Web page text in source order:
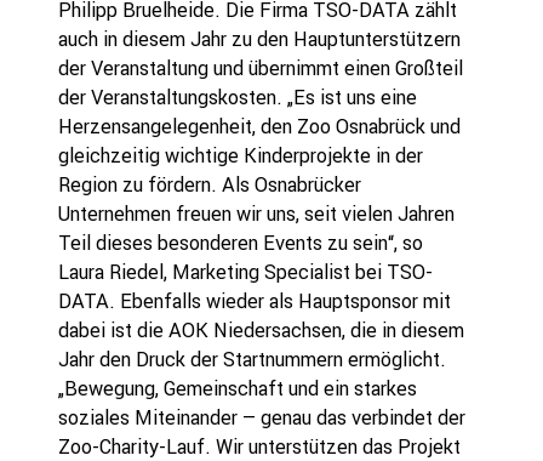
Philipp Bruelheide. Die Firma TSO-DATA zählt
auch in diesem Jahr zu den Hauptunterstützern
der Veranstaltung und übernimmt einen Großteil
der Veranstaltungskosten. „Es ist uns eine
Herzensangelegenheit, den Zoo Osnabrück und
gleichzeitig wichtige Kinderprojekte in der
Region zu fördern. Als Osnabrücker
Unternehmen freuen wir uns, seit vielen Jahren
Teil dieses besonderen Events zu sein“, so
Laura Riedel, Marketing Specialist bei TSO-
DATA. Ebenfalls wieder als Hauptsponsor mit
dabei ist die AOK Niedersachsen, die in diesem
Jahr den Druck der Startnummern ermöglicht.
„Bewegung, Gemeinschaft und ein starkes
soziales Miteinander – genau das verbindet der
Zoo-Charity-Lauf. Wir unterstützen das Projekt